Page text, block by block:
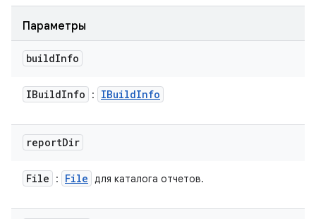
Параметры
buildInfo
IBuildInfo : IBuildInfo
reportDir
File : File для каталога отчетов.